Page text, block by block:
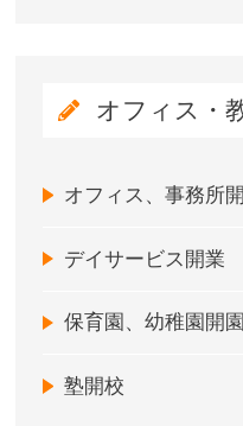
オフィス・
オフィス、事務所
デイサービス開業
保育園、幼稚園開園
塾開校